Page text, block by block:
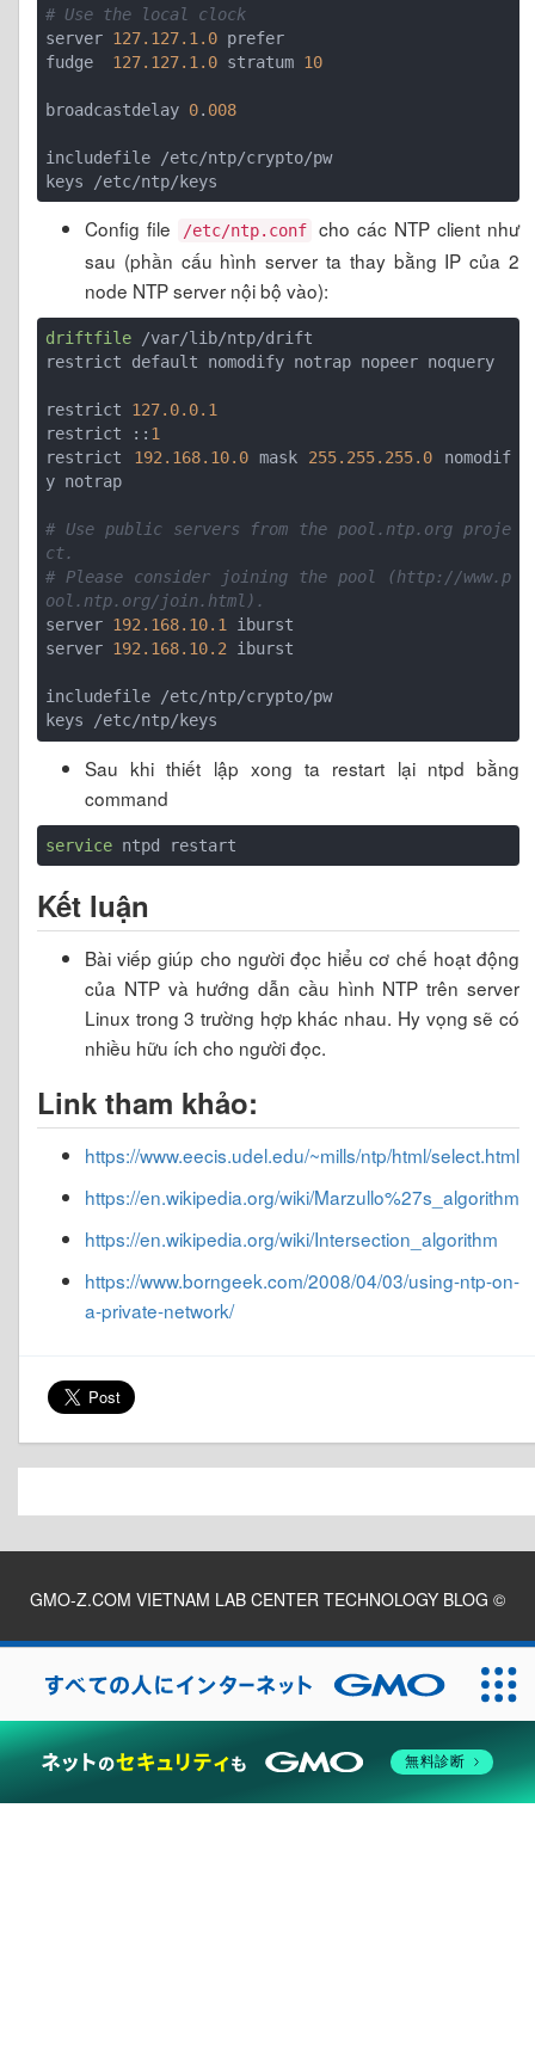
# Use the local clock
server 127.127.1.0 prefer
fudge 127.127.1.0 stratum 10
broadcastdelay 0. 008
includefile /etc/ntp/crypto/pw
Config file /etc/ntp.conf
cho các NTP client như
sau (phần cấu hình server ta thay bằng IP của 2
node NTP server nội bộ vào):
driftfile /var/lib/ntp/drift
restrict default nomodify notrap nopeer noquery
restrict 127.0.0.1
restrict :: 1
restrict 192.168.10.0 mask 255.255.255.0 nomodif
y notrap
# Use public servers from the pool.ntp.org proje
ct.
# Please consider joining the pool (http://www.p
ool.ntp.org/join.html).
server 192.168.10.1 iburst
server 192.168.10.2 iburst
includefile /etc/ntp/crypto/pw
Sau khi thiết lập xong ta restart lại ntpd bằng
command
service
Kết luận
Bài viếp giúp cho người đọc hiểu cơ chế hoạt động
của NTP và hướng dẫn cầu hình NTP trên server
Linux trong 3 trường hợp khác nhau. Hy vọng sẽ có
nhiều hữu ích cho người đọc.
Link tham khảo:
https://www.eecis.udel.edu/~mills/ntp/html/select.html
https://en.wikipedia.org/wiki/Marzullo%27s_algorithm
https://en.wikipedia.org/wiki/Intersection_algorithm
https://www.borngeek.com/2008/04/03/using-ntp-on-
a-private-network/
GMO-Z.COM VIETNAM LAB CENTER TECHNOLOGY BLOG ©
2026
無料診断